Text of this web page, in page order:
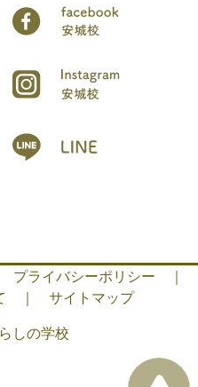
プライバシーポリシー
｜
｜
サイトマップ
しの学校